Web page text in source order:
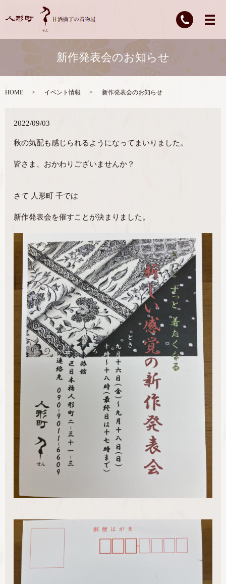
新作発表会のお知らせ
HOME イベント情報 新作発表会のお知らせ
2022/09/03
秋の気配も感じられるようになってまいりました。
皆さま、おかわりございませんか？
さて 人形町 千では
新作発表会を催すことが決まりました。